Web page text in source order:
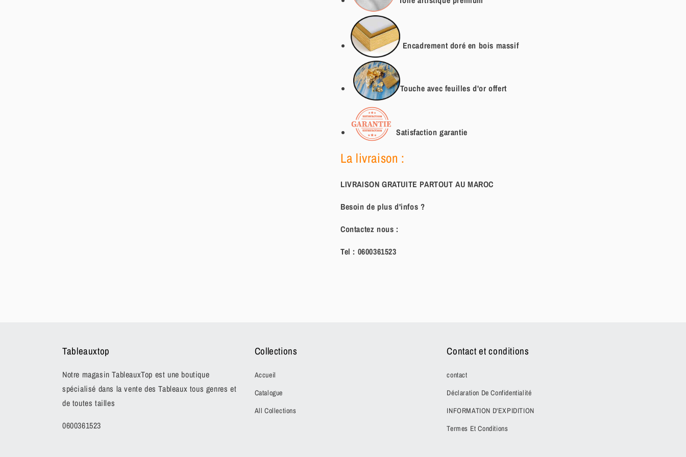
Encadrement doré en bois massif
Touche avec feuilles d'or offert
Satisfaction garantie
La livraison :
LIVRAISON GRATUITE PARTOUT AU MAROC
Besoin de plus d'infos ?
Contactez nous :
Tel : 0600361523
Tableauxtop
Notre magasin TableauxTop est une boutique
spécialisé dans la vente des Tableaux tous genres et
de toutes tailles
0600361523
Collections
Accueil
Catalogue
All Collections
Contact et conditions
contact
Déclaration De Confidentialité
INFORMATION D'EXPIDITION
Termes Et Conditions